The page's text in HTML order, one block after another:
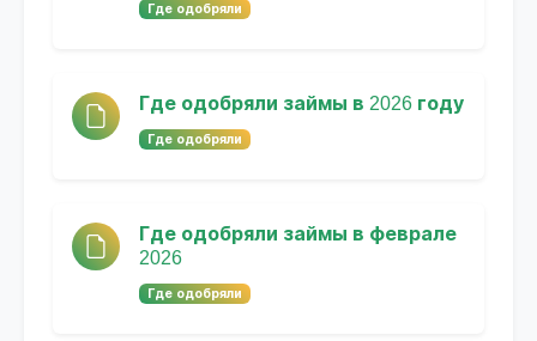
Где одобряли
Где одобряли займы в 2026 году
Где одобряли
Где одобряли займы в феврале
2026
Где одобряли